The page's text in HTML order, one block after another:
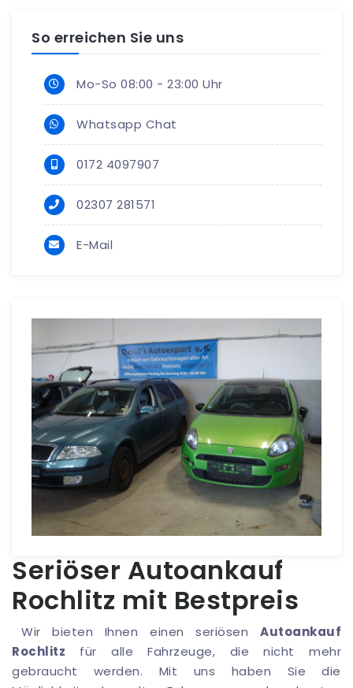
So erreichen Sie uns
Mo-So 08:00 - 23:00 Uhr
Whatsapp Chat
0172 4097907
02307 281571
E-Mail
Seriöser Autoankauf
Rochlitz mit Bestpreis
Wir bieten Ihnen einen seriösen Autoankauf
Rochlitz für alle Fahrzeuge, die nicht mehr
gebraucht werden. Mit uns haben Sie die